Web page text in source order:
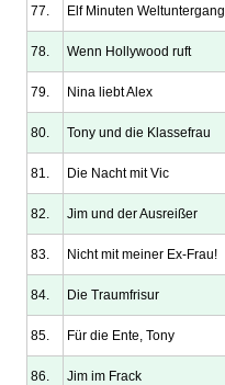
77. Elf Minuten Weltuntergang
78. Wenn Hollywood ruft
79. Nina liebt Alex
80. Tony und die Klassefrau
81. Die Nacht mit Vic
82. Jim und der Ausreißer
83. Nicht mit meiner Ex-Frau!
84. Die Traumfrisur
85. Für die Ente, Tony
86. Jim im Frack